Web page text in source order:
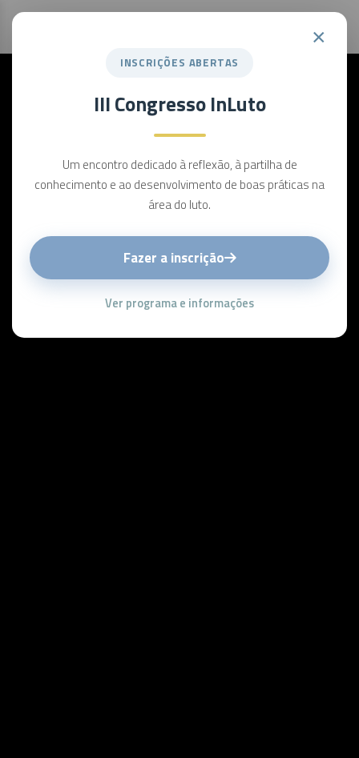
×
INSCRIÇÕES ABERTAS
III Congresso InLuto
Um encontro dedicado à reflexão, à partilha de
conhecimento e ao desenvolvimento de boas práticas na
área do luto.
Fazer a inscrição
Ver programa e informações